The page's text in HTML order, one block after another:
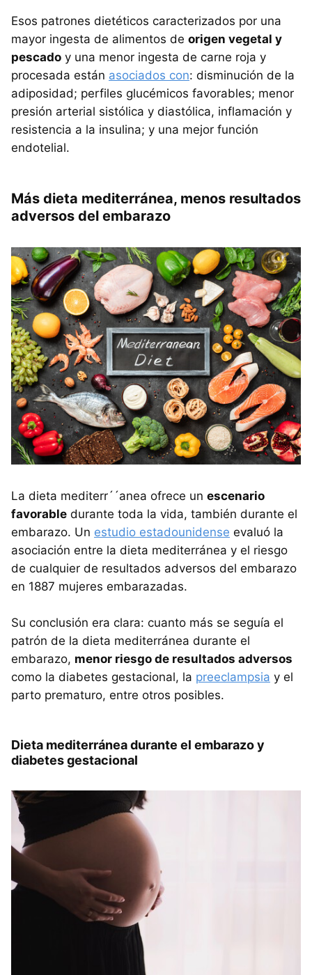
Esos patrones dietéticos caracterizados por una
mayor ingesta de alimentos de origen vegetal y
pescado y una menor ingesta de carne roja y
procesada están asociados con: disminución de la
adiposidad; perfiles glucémicos favorables; menor
presión arterial sistólica y diastólica, inflamación y
resistencia a la insulina; y una mejor función
endotelial.
Más dieta mediterránea, menos resultados
adversos del embarazo
La dieta mediterr´´anea ofrece un escenario
favorable durante toda la vida, también durante el
embarazo. Un estudio estadounidense evaluó la
asociación entre la dieta mediterránea y el riesgo
de cualquier de resultados adversos del embarazo
en 1887 mujeres embarazadas.
Su conclusión era clara: cuanto más se seguía el
patrón de la dieta mediterránea durante el
embarazo, menor riesgo de resultados adversos
como la diabetes gestacional, la preeclampsia y el
parto prematuro, entre otros posibles.
Dieta mediterránea durante el embarazo y
diabetes gestacional